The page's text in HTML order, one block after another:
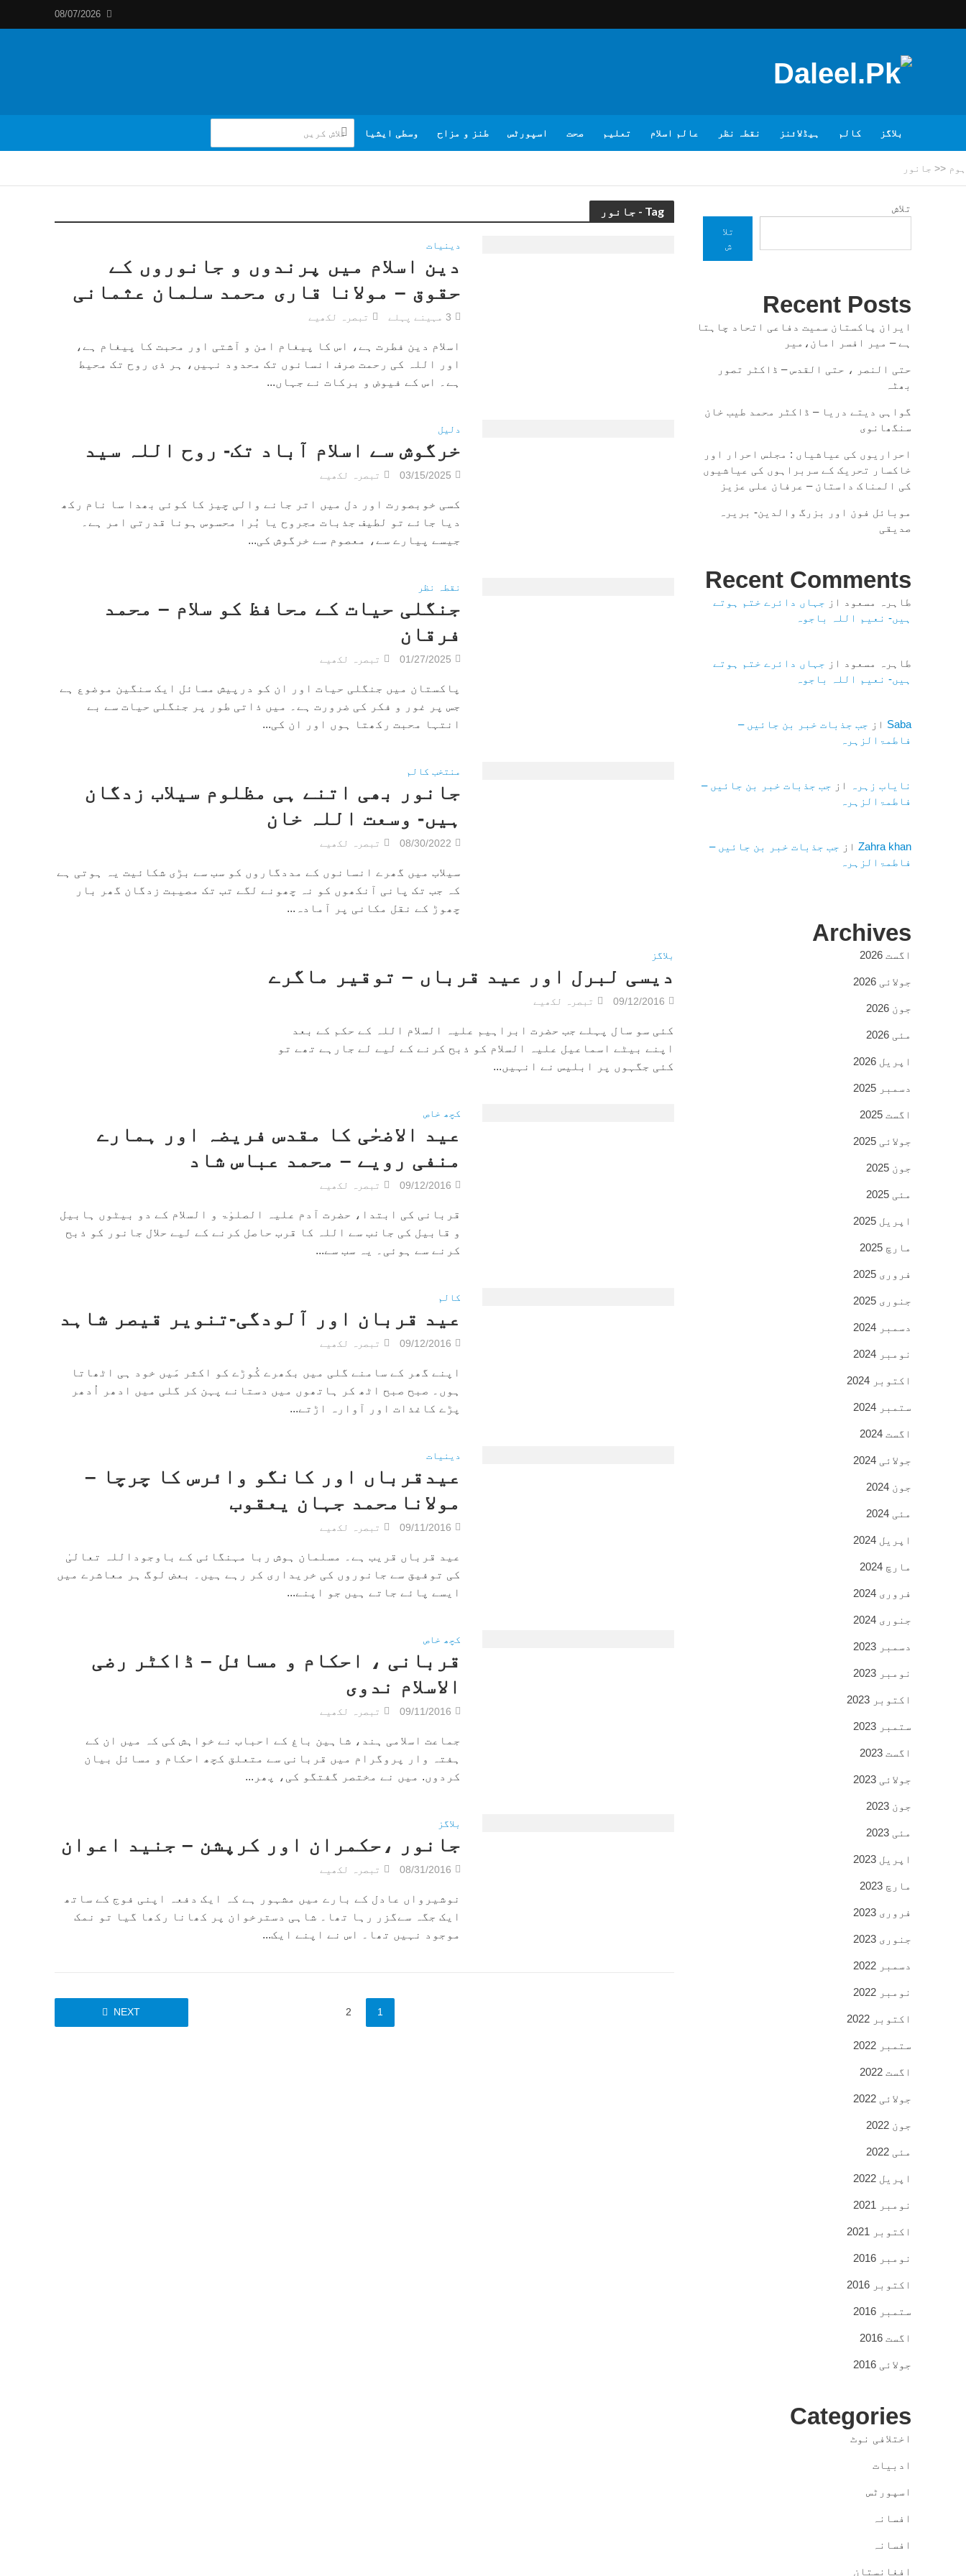
08/07/2026
بلاگز کالم ہیڈلائنز نقطہ نظر عالم اسلام تعلیم صحت اسپورٹس طنز و مزاح وسطی ایشیا
ہوم << جانور
Tag - جانور
دینیات
دین اسلام میں پرندوں و جانوروں کے
حقوق – مولانا قاری محمد سلمان عثمانی
3 مہینے پہلے تبصرہ لکھیے
اسلام دین فطرت ہے، اس کا پیغام امن و آشتی اور محبت کا پیغام ہے،
اور اللہ کی رحمت صرف انسانوں تک محدود نہیں، ہر ذی روح تک محیط
ہے۔ اس کے فیوض و برکات نے جہاں...
دلیل
خرگوش سے اسلام آباد تک- روح اللہ سید
03/15/2025 تبصرہ لکھیے
کسی خوبصورت اور دل میں اتر جانے والی چیز کا کوئی بھدا سا نام رکھ
دیا جائے تو لطیف جذبات مجروح یا بُرا محسوس ہونا قدرتی امر ہے۔
جیسے پیارے سے، معصوم سے خرگوش کی...
نقطہ نظر
جنگلی حیات کے محافظ کو سلام – محمد
فرقان
01/27/2025 تبصرہ لکھیے
پاکستان میں جنگلی حیات اور ان کو درپیش مسائل ایک سنگین موضوع ہے
جس پر غور و فکر کی ضرورت ہے۔ میں ذاتی طور پر جنگلی حیات سے بے
انتہا محبت رکھتا ہوں اور ان کی...
منتخب کالم
جانور بھی اتنے ہی مظلوم سیلاب زدگان
ہیں- وسعت اللہ خان
08/30/2022 تبصرہ لکھیے
سیلاب میں گھرے انسانوں کے مددگاروں کو سب سے بڑی شکائیت یہ ہوتی ہے
کہ جب تک پانی آنکھوں کو نہ چھونے لگے تب تک مصیبت زدگان گھر بار
چھوڑ کے نقل مکانی پر آمادہ...
بلاگز
دیسی لبرل اور عید قرباں – توقیر ماگرے
09/12/2016 تبصرہ لکھیے
کئی سو سال پہلے جب حضرت ابراہیم علیہ السلام اللہ کے حکم کے بعد
اپنے بیٹے اسماعیل علیہ السلام کو ذبح کرنے کے لیے لے جارہے تھے تو
کئی جگہوں پر ابلیس نے انہیں...
کچھ خاص
عید الاضحٰی کا مقدس فریضہ اور ہمارے
منفی رویے – محمد عباس شاد
09/12/2016 تبصرہ لکھیے
قربانی کی ابتدا، حضرت آدم علیہ الصلوٰۃ و السلام کے دو بیٹوں ہابیل
و قابیل کی جانب سے اللہ کا قرب حاصل کرنے کے لیے حلال جانور کو ذبح
کرنے سے ہوئی۔ یہ سب سے...
کالم
عید قربان اور آلودگی-تنویر قیصر شاہد
09/12/2016 تبصرہ لکھیے
اپنے گھر کے سامنے گلی میں بکھرے کُوڑے کو اکثر مَیں خود ہی اٹھاتا
ہوں۔ صبح صبح اٹھ کر ہاتھوں میں دستانے پہن کر گلی میں ادھر اُدھر
پڑے کاغذات اور آوارہ اڑتے...
دینیات
عیدقرباں اور کانگو وائرس کا چرچا –
مولانامحمد جہان یعقوب
09/11/2016 تبصرہ لکھیے
عید قرباں قریب ہے۔ مسلمان ہوش ربا مہنگائی کے باوجوداللہ تعالیٰ
کی توفیق سے جانوروں کی خریداری کر رہے ہیں۔ بعض لوگ ہر معاشرے میں
ایسے پائے جاتے ہیں جو اپنے...
کچھ خاص
قربانی ، احکام و مسائل – ڈاکٹر رضی
الاسلام ندوی
09/11/2016 تبصرہ لکھیے
جماعت اسلامی ہند، شاہین باغ کے احباب نے خواہش کی کہ میں ان کے
ہفتہ وار پروگرام میں قربانی سے متعلق کچھ احکام و مسائل بیان
کردوں. میں نے مختصر گفتگو کی، پھر...
بلاگز
جانور ،حکمران اور کرپشن – جنید اعوان
08/31/2016 تبصرہ لکھیے
نوشیرواں عادل کے بارے میں مشہور ہے کہ ایک دفعہ اپنی فوج کے ساتھ
ایک جگہ سےگزر رہا تھا۔ شاہی دسترخوان پر کھانا رکھا گیا تو نمک
موجود نہیں تھا۔ اس نے اپنے ایک...
1
2
NEXT
تلاش
تلا
ش
Recent Posts
ایران پاکستان سمیت دفاعی اتحاد چاہتا
ہے – میر افسر امان،میر
حتی النصر ، حتی القدس – ڈاکٹر تصور
بھٹہ
گواہی دیتے دریا – ڈاکٹر محمد طیب خان
سنگھانوی
احراریوں کی عیاشیاں : مجلس احرار اور
خاکسار تحریک کے سربراہوں کی عیاشیوں
کی المناک داستان – عرفان علی عزیز
موبائل فون اور بزرگ والدین- بریرہ
صدیقی
Recent Comments
طاہرہ مسعود از جہاں دائرے ختم ہوتے
ہیں- نعیم اللہ باجوہ
طاہرہ مسعود از جہاں دائرے ختم ہوتے
ہیں- نعیم اللہ باجوہ
Saba از جب جذبات خبر بن جائیں –
فاطمۃالزہرہ
نایاب زہرہ از جب جذبات خبر بن جائیں –
فاطمۃالزہرہ
Zahra khanاز جب جذبات خبر بن جائیں –
فاطمۃالزہرہ
Archives
اگست 2026
جولائی 2026
جون 2026
مئی 2026
اپریل 2026
دسمبر 2025
اگست 2025
جولائی 2025
جون 2025
مئی 2025
اپریل 2025
مارچ 2025
فروری 2025
جنوری 2025
دسمبر 2024
نومبر 2024
اکتوبر 2024
ستمبر 2024
اگست 2024
جولائی 2024
جون 2024
مئی 2024
اپریل 2024
مارچ 2024
فروری 2024
جنوری 2024
دسمبر 2023
نومبر 2023
اکتوبر 2023
ستمبر 2023
اگست 2023
جولائی 2023
جون 2023
مئی 2023
اپریل 2023
مارچ 2023
فروری 2023
جنوری 2023
دسمبر 2022
نومبر 2022
اکتوبر 2022
ستمبر 2022
اگست 2022
جولائی 2022
جون 2022
مئی 2022
اپریل 2022
نومبر 2021
اکتوبر 2021
نومبر 2016
اکتوبر 2016
ستمبر 2016
اگست 2016
جولائی 2016
Categories
اختلافی نوٹ
ادبیات
اسپورٹس
افسانہ
افسانہ
افغانستان